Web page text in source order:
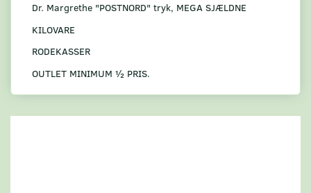
Dr. Margrethe "POSTNORD" tryk, MEGA SJÆLDNE
KILOVARE
RODEKASSER
OUTLET MINIMUM ½ PRIS.